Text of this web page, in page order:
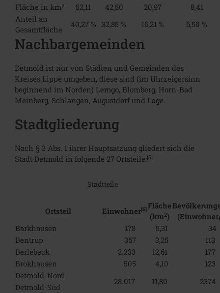
Fläche in km²
52,11 42,50 20,97
8,41
Anteil an
Gesamtfläche
40,27 % 32,85 % 16,21 % 6,50 %
Nachbargemeinden
Detmold ist nur von Städten und Gemeinden des
Kreises Lippe umgeben, diese sind (im Uhrzeigersinn
beginnend im Norden) Lemgo, Blomberg, Horn-Bad
Meinberg, Schlangen, Augustdorf und Lage.
Stadtgliederung
Nach § 3 Abs. 1 ihrer Hauptsatzung gliedert sich die
Stadt Detmold in folgende 27 Ortsteile:[5]
Stadtteile
Ortsteil Einwohner[6] Fläche
(km2)
Barkhausen
178 5,31
34
Bentrup
367 3,25
113
Berlebeck
2.233 12,61
177
Brokhausen
505 4,10
123
Detmold-Nord
28.017 11,80 2374
Detmold-Süd